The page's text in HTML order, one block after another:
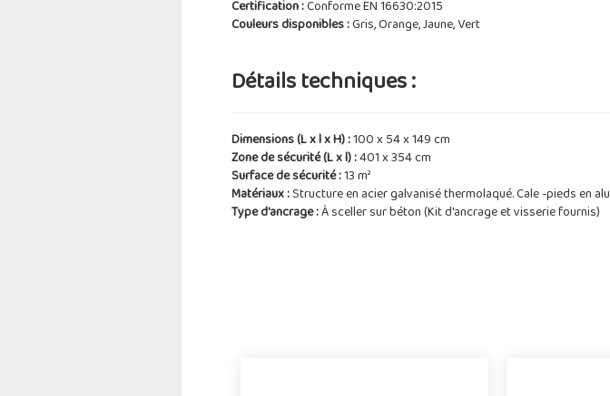
Certification :Conforme EN 16630:2015
Couleurs disponibles :Gris, Orange, Jaune, Vert
Détails techniques :
Dimensions (L x l x H) :100 x 54 x 149 cm
Zone de sécurité (L x l) :401 x 354 cm
Surface de sécurité :13 m²
Matériaux :Structure en acier galvanisé thermolaqué. Cale -pieds en
Type d'ancrage :À sceller sur béton (Kit d'ancrage et visserie fournis)